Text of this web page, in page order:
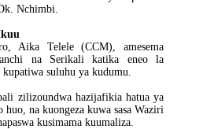
Nchimbi.
Aika Telele (CCM), amesema
na Serikali katika eneo la
suluhu ya kudumu.
zilizoundwa hazijafikia hatua ya
na kuongeza kuwa sasa Waziri
kusimama kuumaliza.